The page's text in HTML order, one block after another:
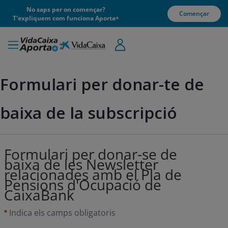
No saps per on començar?
T'expliquem com funciona Aporta+
Començar
Formulari per donar-te de
baixa de la subscripció
Formulari per donar-se de
baixa de les Newsletter
relacionades amb el Pla de
Pensions d'Ocupació de
CaixaBank
Indica els camps obligatoris